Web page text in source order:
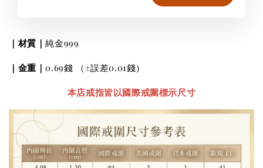
｜材質｜純金999
｜金重｜0.69錢 （±誤差0.01錢）
本店戒指皆以國際戒圍標示尺寸